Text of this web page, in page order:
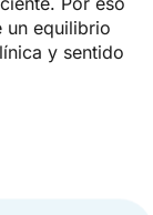
un equilibrio
y sentido